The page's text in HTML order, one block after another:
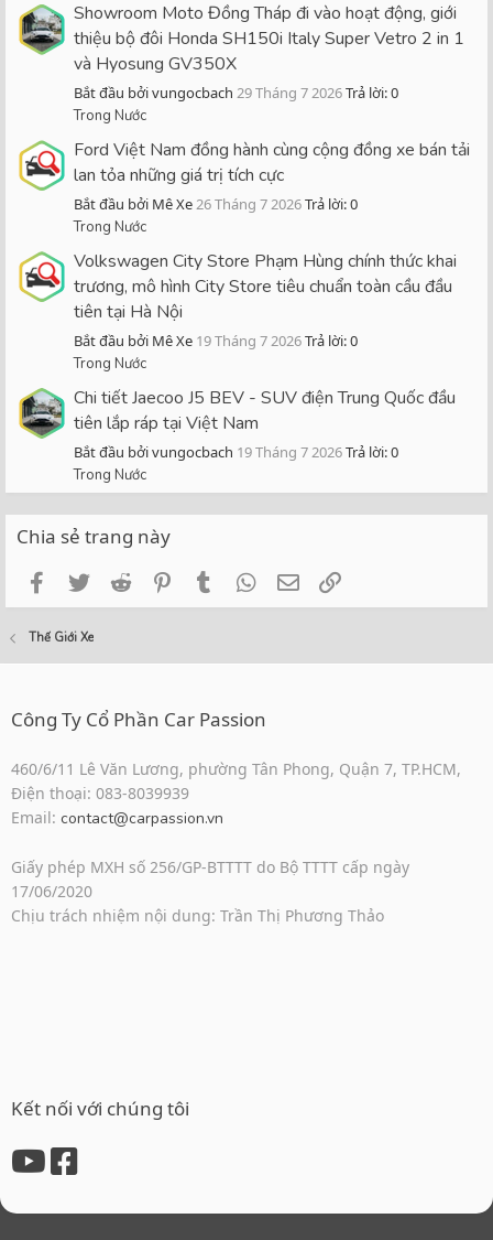
Showroom Moto Đồng Tháp đi vào hoạt động, giới
thiệu bộ đôi Honda SH150i Italy Super Vetro 2 in 1
và Hyosung GV350X
Bắt đầu bởi vungocbach 29 Tháng 7 2026Trả lời: 0
Trong Nước
Ford Việt Nam đồng hành cùng cộng đồng xe bán tải
lan tỏa những giá trị tích cực
Bắt đầu bởi Mê Xe26 Tháng 7 2026Trả lời: 0
Trong Nước
Volkswagen City Store Phạm Hùng chính thức khai
trương, mô hình City Store tiêu chuẩn toàn cầu đầu
tiên tại Hà Nội
Bắt đầu bởi Mê Xe 19 Tháng 7 2026Trả lời: 0
Trong Nước
Chi tiết Jaecoo J5 BEV - SUV điện Trung Quốc đầu
tiên lắp ráp tại Việt Nam
Bắt đầu bởi vungocbach 19 Tháng 7 2026Trả lời: 0
Trong Nước
Chia sẻ trang này
FacebookTwitterReddit PinterestTumblrWhatsApp
Email
Thế Giới Xe
Công Ty Cổ Phần Car Passion
460/6/11 Lê Văn Lương, phường Tân Phong, Quận 7, TP.HCM,
Điện thoại: 083-8039939
Email: contact@carpassion.vn
Giấy phép MXH số 256/GP-BTTTT do Bộ TTTT cấp ngày
17/06/2020
Chịu trách nhiệm nội dung: Trần Thị Phương Thảo
Kết nối với chúng tôi